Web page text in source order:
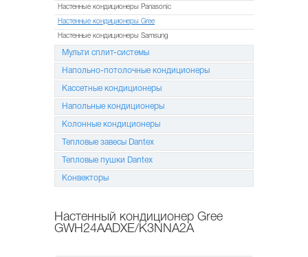
МОНТАЖ
И ОБСЛУЖИВАНИЕ
АКЦИИ
Настенные кондиционеры Panasonic
Настенные кондиционеры Gree
Настенные кондиционеры Samsung
Мульти сплит-системы
Напольно-потолочные кондиционеры
Кассетные кондиционеры
Напольные кондиционеры
Колонные кондиционеры
Тепловые завесы Dantex
Тепловые пушки Dantex
Конвекторы
Настенный кондиционер Gree
GWH24AADXE/K3NNA2A